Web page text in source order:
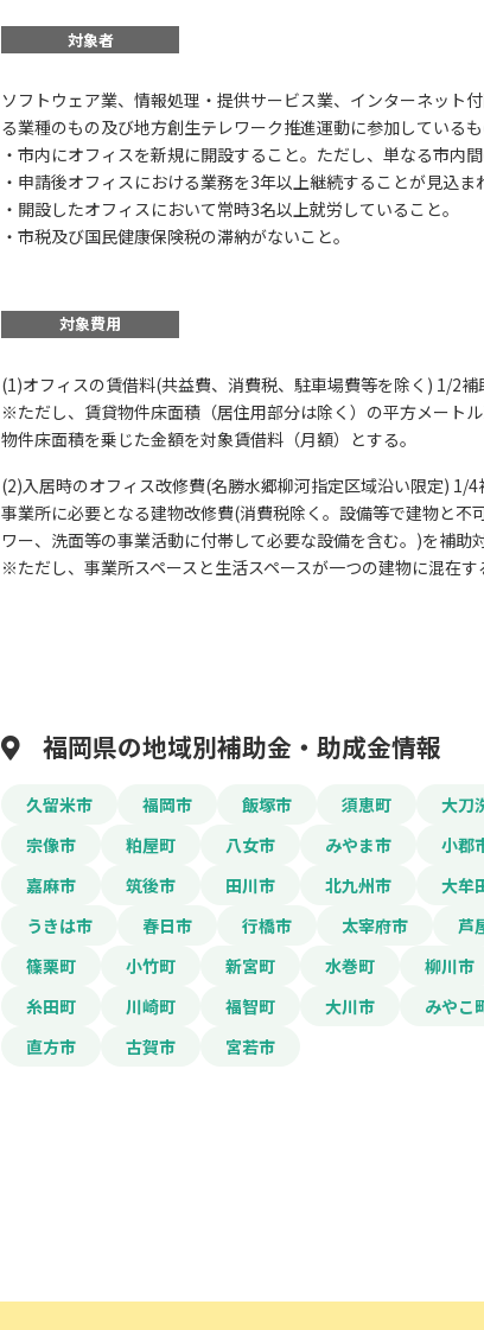
対象者
ソフトウェア業、情報処理・提供サービス業、インターネット
る業種のもの及び地方創生テレワーク推進運動に参加している
・市内にオフィスを新規に開設すること。ただし、単なる市内
・申請後オフィスにおける業務を3年以上継続することが見込ま
・開設したオフィスにおいて常時3名以上就労していること。
・市税及び国民健康保険税の滞納がないこと。
対象費用
(1)オフィスの賃借料(共益費、消費税、駐車場費等を除く) 1/2
※ただし、賃貸物件床面積（居住用部分は除く）の平方メート
物件床面積を乗じた金額を対象賃借料（月額）とする。
(2)入居時のオフィス改修費(名勝水郷柳河指定区域沿い限定) 1/
事業所に必要となる建物改修費(消費税除く。設備等で建物と
ワー、洗面等の事業活動に付帯して必要な設備を含む。)を補助
※ただし、事業所スペースと生活スペースが一つの建物に混在
福岡県の地域別補助金・助成金情報
久留米市 福岡市 飯塚市 須恵町 大刀
宗像市
粕屋町 八女市 みやま市 小郡
嘉麻市
筑後市 田川市 北九州市 大牟
うきは市
春日市 行橋市 太宰府市 芦
篠栗町
小竹町 新宮町 水巻町 柳川市
糸田町
川崎町 福智町 大川市 みやこ
直方市
古賀市 宮若市
オフィス
お名前
電話番号
で本サービ